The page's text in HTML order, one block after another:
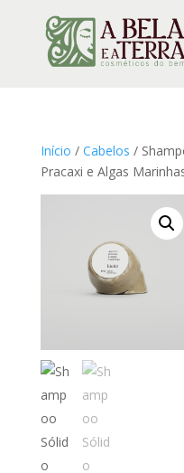
Início / Cabelos /
Pracaxi e Algas